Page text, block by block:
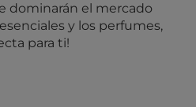
dominarán el mercado
y los perfumes,
para ti!